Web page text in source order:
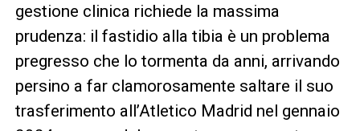
gestione clinica richiede la massima
prudenza: il fastidio alla tibia è un problema
pregresso che lo tormenta da anni, arrivando
persino a far clamorosamente saltare il suo
trasferimento all’Atletico Madrid nel gennaio